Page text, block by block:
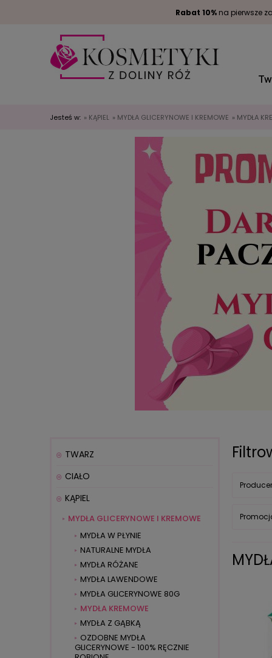
Rabat 10% na pierwsze
Jesteś w: » KĄPIEL » MYDŁA GLICERYNOWE I KREMOWE » MYDŁA
TWARZ
CIAŁO
KĄPIEL
MYDŁA GLICERYNOWE I KREMOWE
MYDŁA W PŁYNIE
NATURALNE MYDŁA
MYDŁA RÓŻANE
MYDŁA LAWENDOWE
MYDŁA GLICERYNOWE 80G
MYDŁA KREMOWE
MYDŁA Z GĄBKĄ
OZDOBNE MYDŁA
GLICERYNOWE - 100% RĘCZNIE